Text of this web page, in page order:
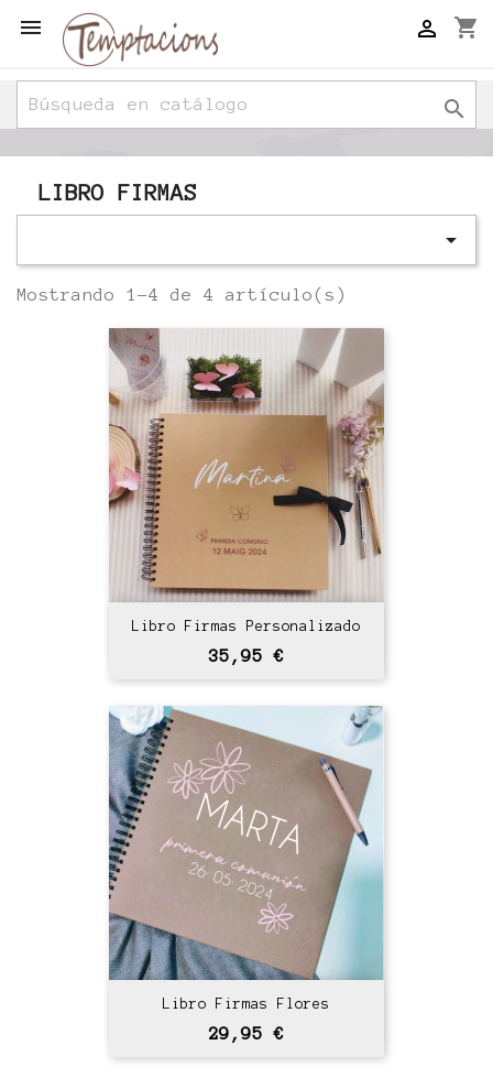
 shopping_cart


LIBRO FIRMAS

Mostrando 1-4 de 4 artículo(s)
Libro Firmas Personalizado
Precio
35,95 €
Libro Firmas Flores
Precio
29,95 €